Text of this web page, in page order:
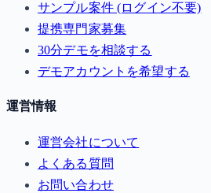
サンプル案件 (ログイン不要)
提携専門家募集
30分デモを相談する
デモアカウントを希望する
運営情報
運営会社について
よくある質問
お問い合わせ